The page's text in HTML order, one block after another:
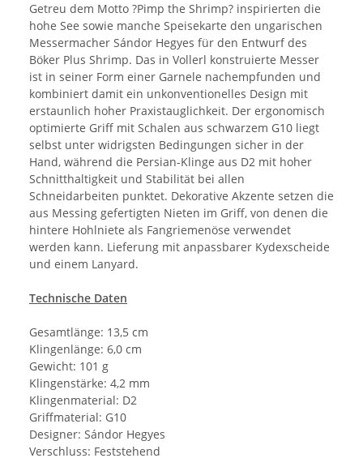
Getreu dem Motto ?Pimp the Shrimp? inspirierten die
hohe See sowie manche Speisekarte den ungarischen
Messermacher Sándor Hegyes für den Entwurf des
Böker Plus Shrimp. Das in Vollerl konstruierte Messer
ist in seiner Form einer Garnele nachempfunden und
kombiniert damit ein unkonventionelles Design mit
erstaunlich hoher Praxistauglichkeit. Der ergonomisch
optimierte Griff mit Schalen aus schwarzem G10 liegt
selbst unter widrigsten Bedingungen sicher in der
Hand, während die Persian-Klinge aus D2 mit hoher
Schnitthaltigkeit und Stabilität bei allen
Schneidarbeiten punktet. Dekorative Akzente setzen die
aus Messing gefertigten Nieten im Griff, von denen die
hintere Hohlniete als Fangriemenöse verwendet
werden kann. Lieferung mit anpassbarer Kydexscheide
und einem Lanyard.
Technische Daten
Gesamtlänge: 13,5 cm
Klingenlänge: 6,0 cm
Gewicht: 101 g
Klingenstärke: 4,2 mm
Klingenmaterial: D2
Griffmaterial: G10
Designer: Sándor Hegyes
Verschluss: Feststehend